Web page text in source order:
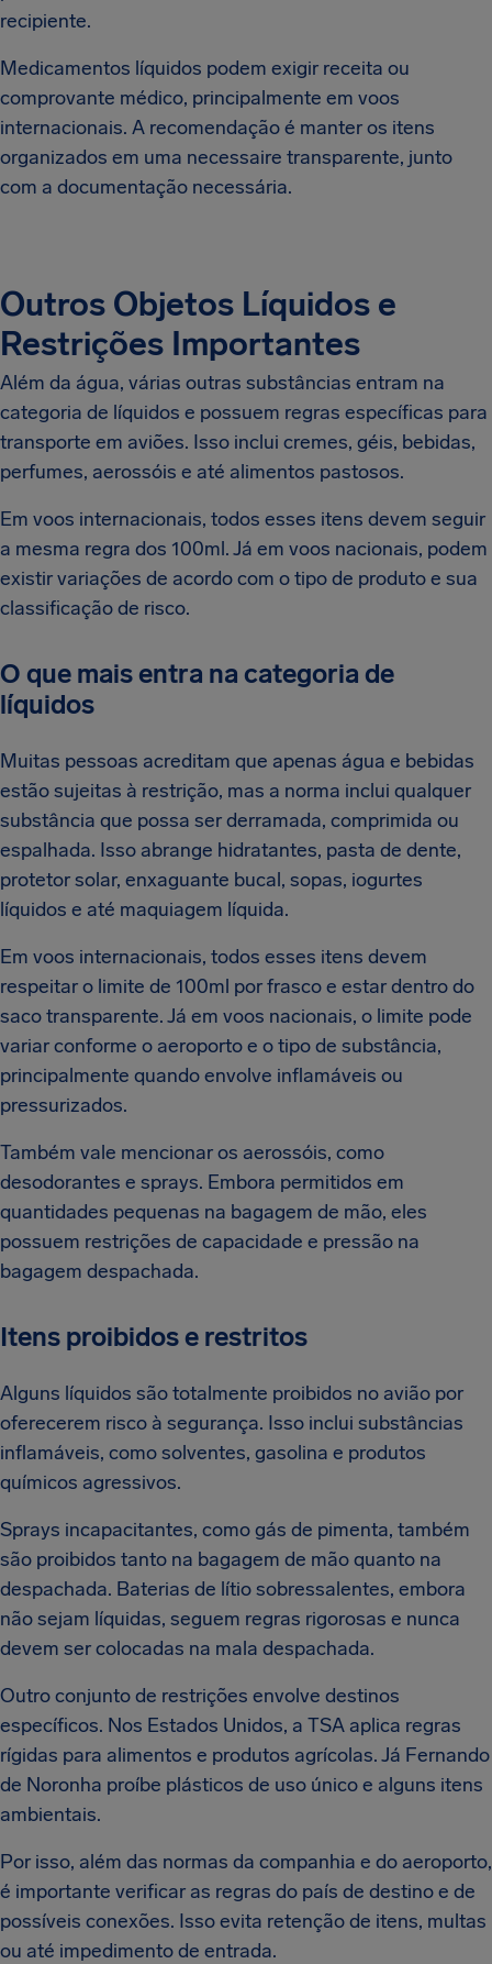
recipiente.
Medicamentos líquidos podem exigir receita ou
comprovante médico, principalmente em voos
internacionais. A recomendação é manter os itens
organizados em uma necessaire transparente, junto
com a documentação necessária.
Outros Objetos Líquidos e
Restrições Importantes
Além da água, várias outras substâncias entram na
categoria de líquidos e possuem regras específicas para
transporte em aviões. Isso inclui cremes, géis, bebidas,
perfumes, aerossóis e até alimentos pastosos.
Em voos internacionais, todos esses itens devem seguir
a mesma regra dos 100ml. Já em voos nacionais, podem
existir variações de acordo com o tipo de produto e sua
classificação de risco.
O que mais entra na categoria de
líquidos
Muitas pessoas acreditam que apenas água e bebidas
estão sujeitas à restrição, mas a norma inclui qualquer
substância que possa ser derramada, comprimida ou
espalhada. Isso abrange hidratantes, pasta de dente,
protetor solar, enxaguante bucal, sopas, iogurtes
líquidos e até maquiagem líquida.
Em voos internacionais, todos esses itens devem
respeitar o limite de 100ml por frasco e estar dentro do
saco transparente. Já em voos nacionais, o limite pode
variar conforme o aeroporto e o tipo de substância,
principalmente quando envolve inflamáveis ou
pressurizados.
Também vale mencionar os aerossóis, como
desodorantes e sprays. Embora permitidos em
quantidades pequenas na bagagem de mão, eles
possuem restrições de capacidade e pressão na
bagagem despachada.
Itens proibidos e restritos
Alguns líquidos são totalmente proibidos no avião por
oferecerem risco à segurança. Isso inclui substâncias
inflamáveis, como solventes, gasolina e produtos
químicos agressivos.
Sprays incapacitantes, como gás de pimenta, também
são proibidos tanto na bagagem de mão quanto na
despachada. Baterias de lítio sobressalentes, embora
não sejam líquidas, seguem regras rigorosas e nunca
devem ser colocadas na mala despachada.
Outro conjunto de restrições envolve destinos
específicos. Nos Estados Unidos, a TSA aplica regras
rígidas para alimentos e produtos agrícolas. Já Fernando
de Noronha proíbe plásticos de uso único e alguns itens
ambientais.
Por isso, além das normas da companhia e do aeroporto,
é importante verificar as regras do país de destino e de
possíveis conexões. Isso evita retenção de itens, multas
ou até impedimento de entrada.